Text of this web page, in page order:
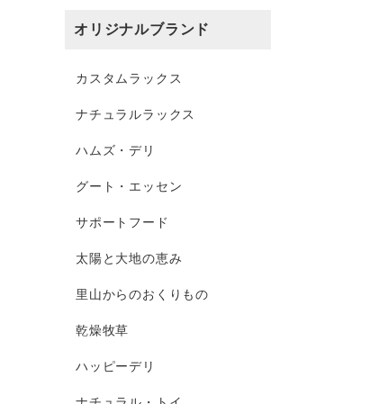
オリジナルブランド
カスタムラックス
ナチュラルラックス
ハムズ・デリ
グート・エッセン
サポートフード
太陽と大地の恵み
里山からのおくりもの
乾燥牧草
ハッピーデリ